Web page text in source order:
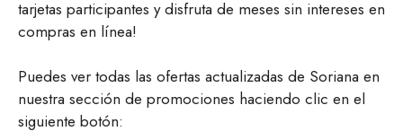
tarjetas participantes y disfruta de meses sin intereses en
compras en línea!
Puedes ver todas las ofertas actualizadas de Soriana en
nuestra sección de promociones haciendo clic en el
siguiente botón: